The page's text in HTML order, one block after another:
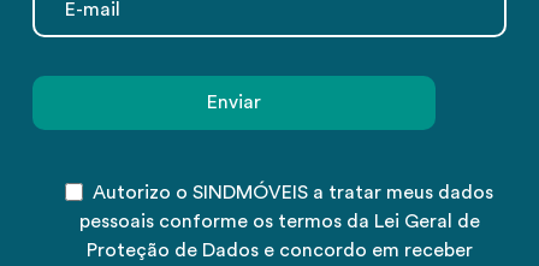
Autorizo o SINDMÓVEIS a tratar meus dados
pessoais conforme os termos da Lei Geral de
Proteção de Dados e concordo em receber